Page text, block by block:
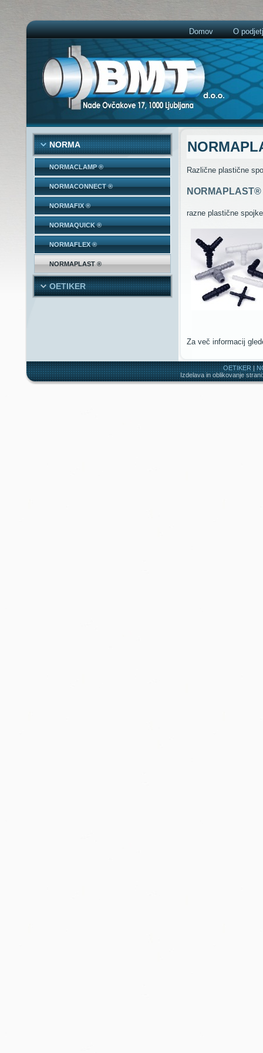
Domov O
NORMA
NORMACLAMP ®
NORMACONNECT ®
NORMAFIX ®
NORMAQUICK ®
NORMAFLEX ®
NORMAPLAST ®
OETIKER
Različne plastične
NORMAPLAST®
razne plastične spojke
Za več informacij
OETIKER|
Izdelava in oblikovanje